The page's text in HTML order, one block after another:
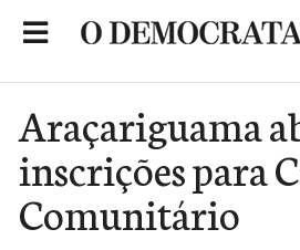
Araçariguama
inscrições para
Comunitário